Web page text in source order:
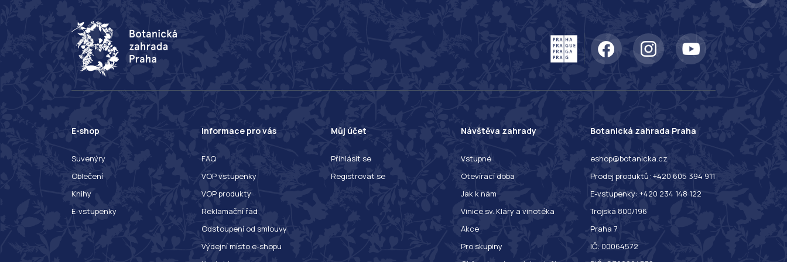
E-shop
Suvenýry
Oblečení
Knihy
E-vstupenky
Informace pro vás
FAQ
VOP vstupenky
VOP produkty
Reklamační řád
Odstoupení od smlouvy
Výdejní místo e-shopu
Můj účet
Přihlásit se
Registrovat se
Návštěva zahrady
Vstupné
Otevírací doba
Jak k nám
Vinice sv. Kláry a vinotéka
Akce
Pro skupiny
Botanická zahrada Praha
eshop@botanicka.cz
Prodej produktů: +420 605 394 911
E-vstupenky: +420 234 148 122
Trojská 800/196
Praha 7
IČ: 00064572